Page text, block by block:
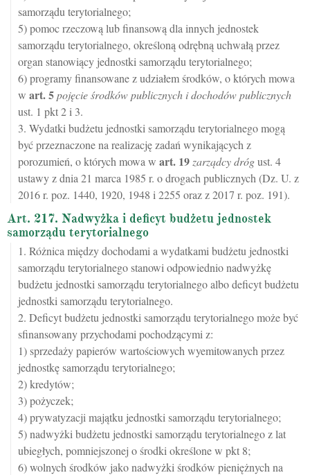
samorządu terytorialnego;
5) pomoc rzeczową lub finansową dla innych jednostek
samorządu terytorialnego, określoną odrębną uchwałą przez
organ stanowiący jednostki samorządu terytorialnego;
6) programy finansowane z udziałem środków, o których mowa
w art.5pojęcie środków publicznych i dochodów publicznych
ust. 1 pkt 2 i 3.
3. Wydatki budżetu jednostki samorządu terytorialnego mogą
być przeznaczone na realizację zadań wynikających z
porozumień, o których mowa w art. 19 zarządcy drógust. 4
ustawy z dnia 21 marca 1985 r. o drogach publicznych (Dz. U. z
2016 r. poz. 1440, 1920, 1948 i 2255 oraz z 2017 r. poz. 191).
Art. 217. Nadwyżka i deficyt budżetu jednostek
samorządu terytorialnego
1. Różnica między dochodami a wydatkami budżetu jednostki
samorządu terytorialnego stanowi odpowiednio nadwyżkę
budżetu jednostki samorządu terytorialnego albo deficyt budżetu
jednostki samorządu terytorialnego.
2. Deficyt budżetu jednostki samorządu terytorialnego może być
sfinansowany przychodami pochodzącymi z:
1) sprzedaży papierów wartościowych wyemitowanych przez
jednostkę samorządu terytorialnego;
2) kredytów;
3) pożyczek;
4) prywatyzacji majątku jednostki samorządu terytorialnego;
5) nadwyżki budżetu jednostki samorządu terytorialnego z lat
ubiegłych, pomniejszonej o środki określone w pkt 8;
6) wolnych środków jako nadwyżki środków pieniężnych na